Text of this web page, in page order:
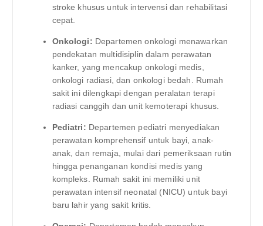
stroke khusus untuk intervensi dan rehabilitasi
cepat.
Onkologi: Departemen onkologi menawarkan
pendekatan multidisiplin dalam perawatan
kanker, yang mencakup onkologi medis,
onkologi radiasi, dan onkologi bedah. Rumah
sakit ini dilengkapi dengan peralatan terapi
radiasi canggih dan unit kemoterapi khusus.
Pediatri: Departemen pediatri menyediakan
perawatan komprehensif untuk bayi, anak-
anak, dan remaja, mulai dari pemeriksaan rutin
hingga penanganan kondisi medis yang
kompleks. Rumah sakit ini memiliki unit
perawatan intensif neonatal (NICU) untuk bayi
baru lahir yang sakit kritis.